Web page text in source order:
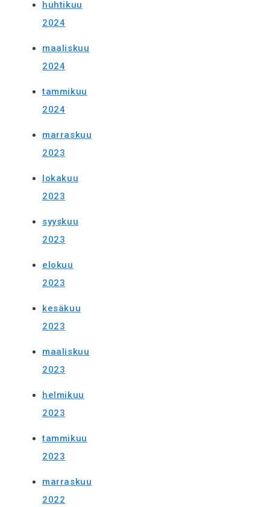
huhtikuu
2024
maaliskuu
2024
tammikuu
2024
marraskuu
2023
lokakuu
2023
syyskuu
2023
elokuu
2023
kesäkuu
2023
maaliskuu
2023
helmikuu
2023
tammikuu
2023
marraskuu
2022